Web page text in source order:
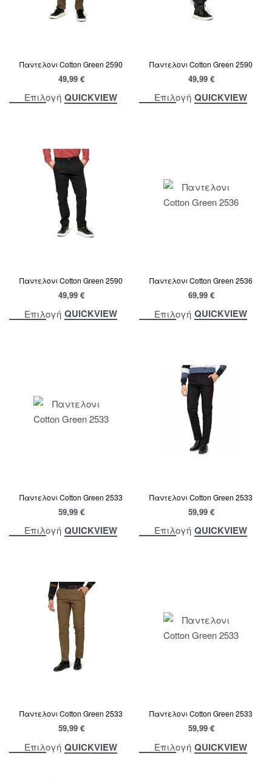
Παντελονι Cotton Green 2590
49,99 €
Επιλογή QUICKVIEW
Παντελονι Cotton Green 2590
49,99 €
Επιλογή QUICKVIEW
Παντελονι Cotton Green 2590
49,99 €
Επιλογή QUICKVIEW
Παντελονι Cotton Green 2536
69,99 €
Επιλογή QUICKVIEW
Παντελονι Cotton Green 2533
59,99 €
Επιλογή QUICKVIEW
Παντελονι Cotton Green 2533
59,99 €
Επιλογή QUICKVIEW
Παντελονι Cotton Green 2533
59,99 €
Επιλογή QUICKVIEW
Παντελονι Cotton Green 2533
59,99 €
Επιλογή QUICKVIEW